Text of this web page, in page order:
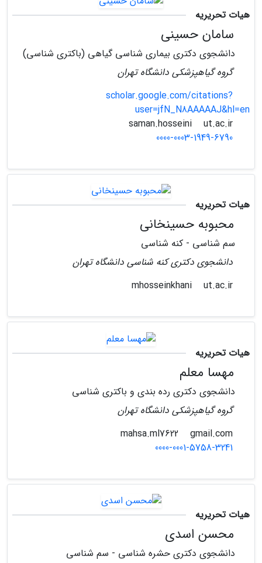
هیات تحریریه
سامان حسینی
دانشجوی دکتری بیماری شناسی گیاهی (باکتری شناسی)
گروه گیاهپزشکی دانشگاه تهران
scholar.google.com/citations?
user=jfN_N8AAAAAJ&hl=en
ut.ac.ir
0000-0003-1949-6790
هیات تحریریه
محبوبه حسینخانی
سم شناسی - کنه شناسی
دانشجوی دکتری کنه شناسی دانشگاه تهران
ut.ac.ir
هیات تحریریه
مهسا معلم
دانشجوی دکتری رده بندی و باکتری شناسی
گروه گیاهپزشکی دانشگاه تهران
gmail.com
0000-0001-5758-3241
هیات تحریریه
محسن اسدی
دانشجوی دکتری حشره شناسی - سم شناسی